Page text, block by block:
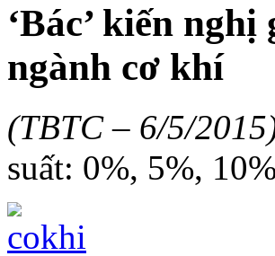
‘Bác’ kiến
ngành cơ khí
(TBTC – 6/5/
suất: 0%, 5%,